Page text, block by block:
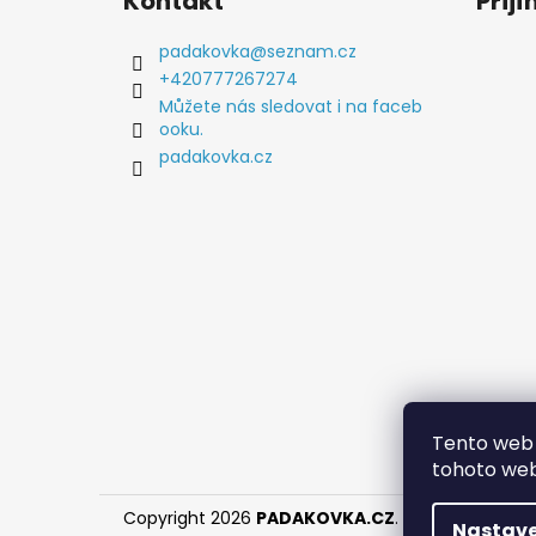
Tento
tohoto
padakovka@seznam.cz
+420777267274
Můžete nás sledovat i na faceb
ooku.
padakovka.cz
Copyright 2026 PADAKOVKA.CZ. Všechna práva